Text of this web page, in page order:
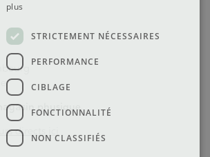
physique.
directs ici
plus
STRICTEMENT NÉCESSAIRES
PERFORMANCE
CIBLAGE
FONCTIONNALITÉ
NON CLASSIFIÉS